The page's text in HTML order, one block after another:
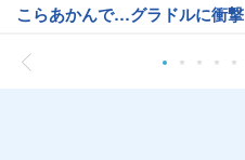
こらあかんで…グラドルに衝撃